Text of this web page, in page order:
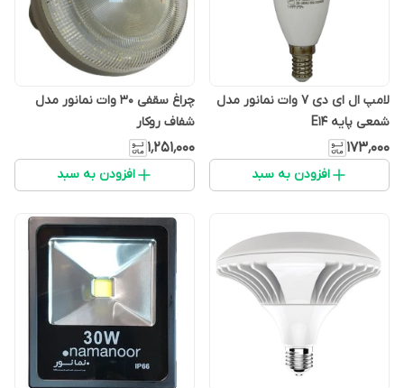
لامپ ال ای دی 7 وات نمانور مدل
شمعی پایه E14
۱۷۳٬۰۰۰
افزودن به سبد
چراغ سقفی 30 وات نمانور مدل
شفاف روکار
۱٬۲۵۱٬۰۰۰
افزودن به سبد